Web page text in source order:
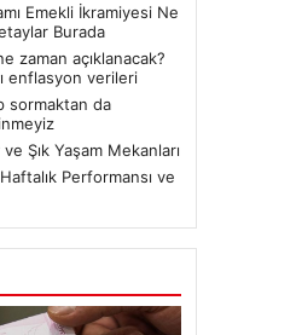
Emekli İkramiyesi Ne
Burada
zaman açıklanacak?
enflasyon verileri
sormaktan da
Şık Yaşam Mekanları
Haftalık Performansı ve